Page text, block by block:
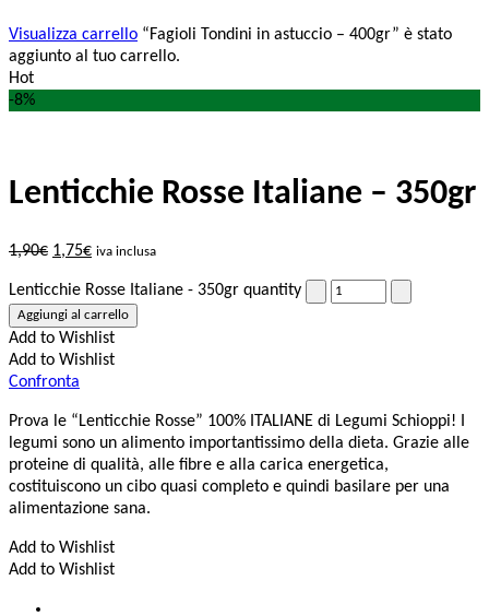
Visualizza carrello “Fagioli Tondini in astuccio – 400gr” è stato
aggiunto al tuo carrello.
Hot
-8%
Lenticchie Rosse Italiane – 350gr
1,90€ 1,75€ iva inclusa
Lenticchie Rosse Italiane - 350gr quantity
Aggiungi al carrello
Add to Wishlist
Add to Wishlist
Confronta
Prova le “Lenticchie Rosse” 100% ITALIANE di Legumi Schioppi! I
legumi sono un alimento importantissimo della dieta. Grazie alle
proteine di qualità, alle fibre e alla carica energetica,
costituiscono un cibo quasi completo e quindi basilare per una
alimentazione sana.
Add to Wishlist
Add to Wishlist